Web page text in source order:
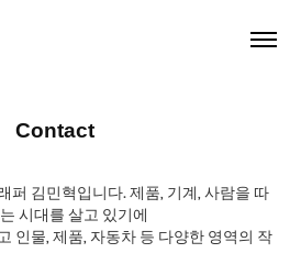
Contact
퍼 김민혁입니다.제품, 기계, 사람을 따
시대를 살고 있기에
인물, 제품, 자동차 등 다양한 영역의 작